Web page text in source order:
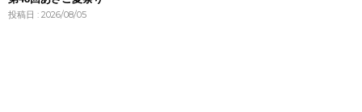
投稿日 : 2026/08/05